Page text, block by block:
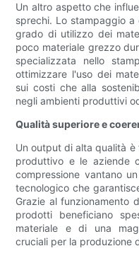
Un altro aspetto che
sprechi. Lo stampaggio a
grado di utilizzo dei
poco materiale grezzo
specializzata nello
ottimizzare l'uso dei
sui costi che alla
negli ambienti produttivi
Qualità superiore e
Un output di alta qualità è
produttivo e le aziende
compressione vantano
tecnologico che
Grazie al funzionamento
prodotti beneficiano
materiale e di una
cruciali per la produzione